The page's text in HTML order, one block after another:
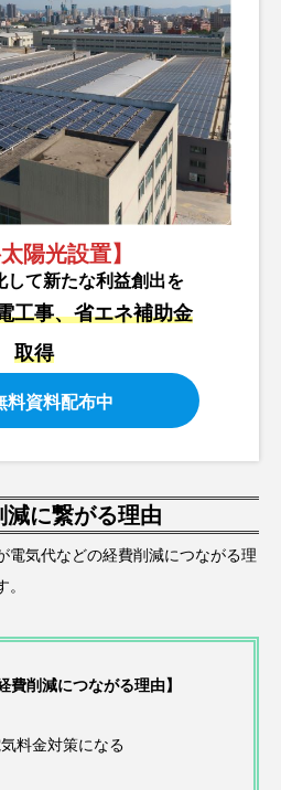
陽光設置】
して新たな利益創出を
工事、省エネ補助金
取得
料資料配布中
に繋がる理由
電気代などの経費削減につながる理
費削減につながる理由】
料金対策になる